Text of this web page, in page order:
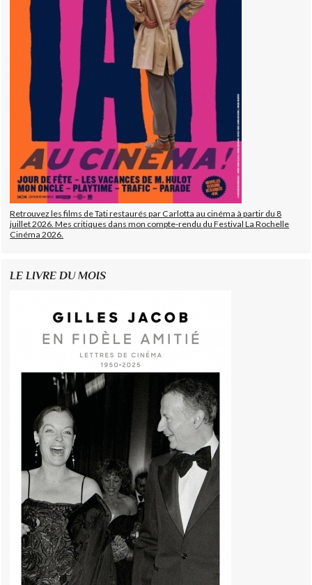
Retrouvez les films de Tati restaurés par Carlotta au cinéma à partir du 8
juillet 2026. Mes critiques dans mon compte-rendu du Festival La Rochelle
Cinéma 2026.
LE LIVRE DU MOIS